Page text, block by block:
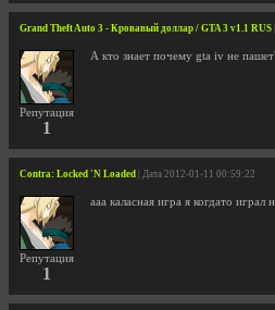
Grand Theft Auto 3 - Кровавый доллар / GTA 3 v1.1 RUS
Репутация
1
А кто знает почему gta iv не
Contra: Locked 'N Loaded | Дата 2012-01-11 00:59:22
Репутация
1
ааа каласная игра я когдато играл